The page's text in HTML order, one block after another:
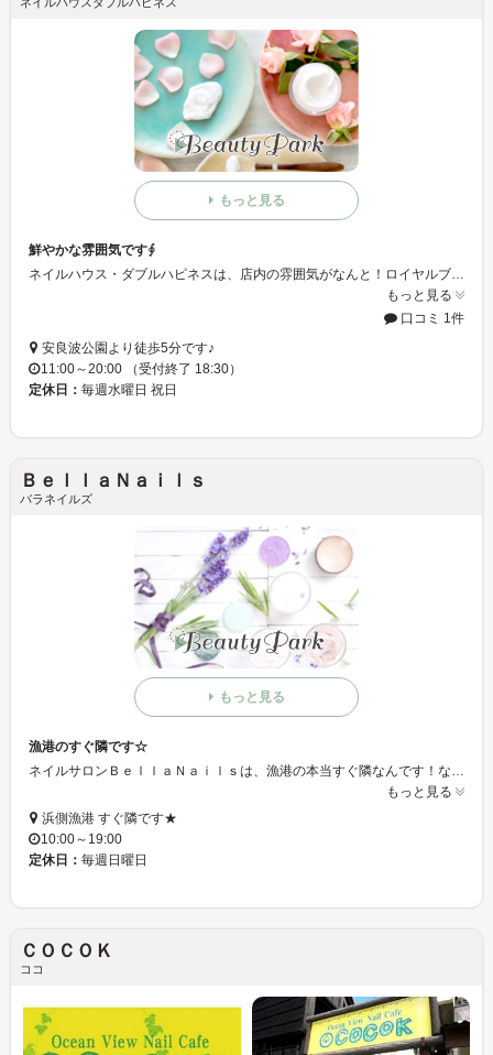
もっと見る
鮮やかな雰囲気です∮
もっと見る
口コミ 1件
安良波公園より徒歩5分です♪
11:00～20:00 （受付終了 18:30）
定休日： 毎週水曜日 祝日
ＢｅｌｌａＮａｉｌｓ
バラネイルズ
もっと見る
漁港のすぐ隣です☆
ネイルサロンＢｅｌｌａＮａｉｌｓは、漁港の本当すぐ隣なんです！なので、海の匂いを感じながらリラックスしてネイルを受けることが出来ます♪店舗の雰囲気も、落ち着いた造りになっているのでスタッフさんに全てお任せして大丈夫です！
もっと見る
浜側漁港 すぐ隣です★
10:00～19:00
定休日： 毎週日曜日
ＣＯＣＯＫ
ココ